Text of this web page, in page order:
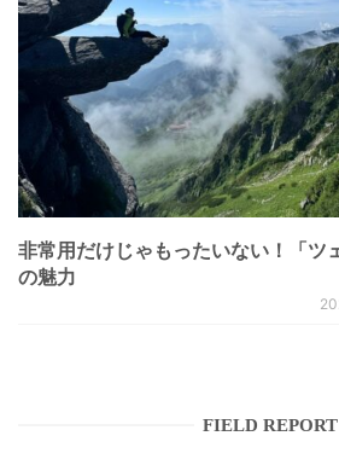
非常用だけじゃもったいない！「ツ
の魅力
FIELD REPORT